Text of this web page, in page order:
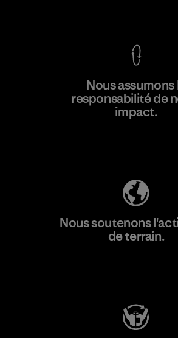
Nous assumons
responsabilité de
impact.
Nous soutenons
de terrain.